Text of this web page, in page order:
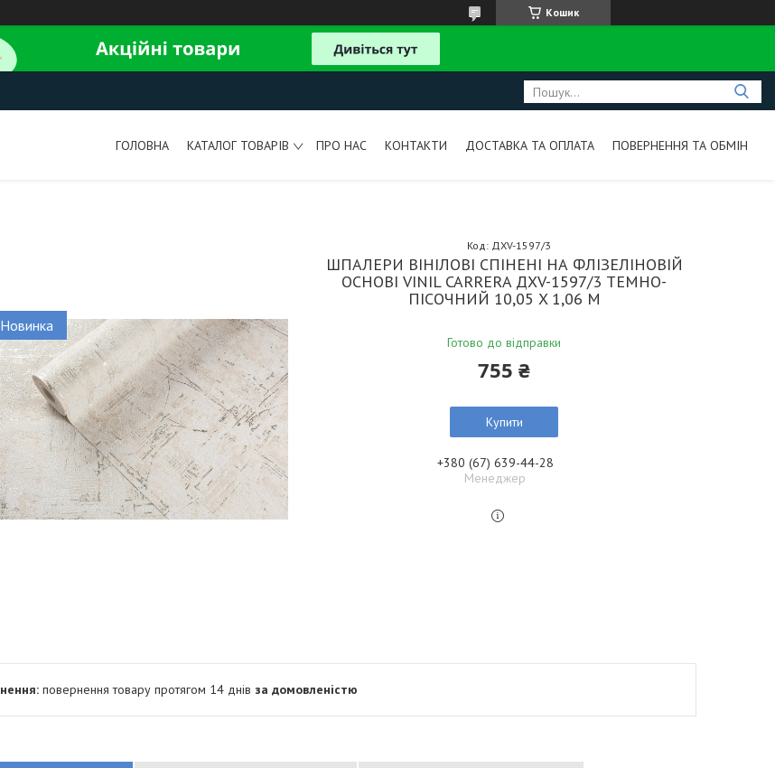
Кошик
ГОЛОВНА КАТАЛОГ ТОВАРІВ ПРО НАС КОНТАКТИ ДОСТАВКА ТА ОПЛАТА ПОВЕРНЕННЯ ТА ОБМІН
Новинка
ШПАЛЕРИ ВІНІЛОВІ СПІНЕНІ НА ФЛІЗЕЛІНОВІЙ
ОСНОВІ VINIL CARRERA ДХV-1597/3 ТЕМНО-
ПІСОЧНИЙ 10,05 X 1,06 М
Готово до відправки
Код: ДХV-1597/3
755 ₴
Купити
+380 (67) 639-44-28
Менеджер
повернення товару протягом 14 днів за домовленістю